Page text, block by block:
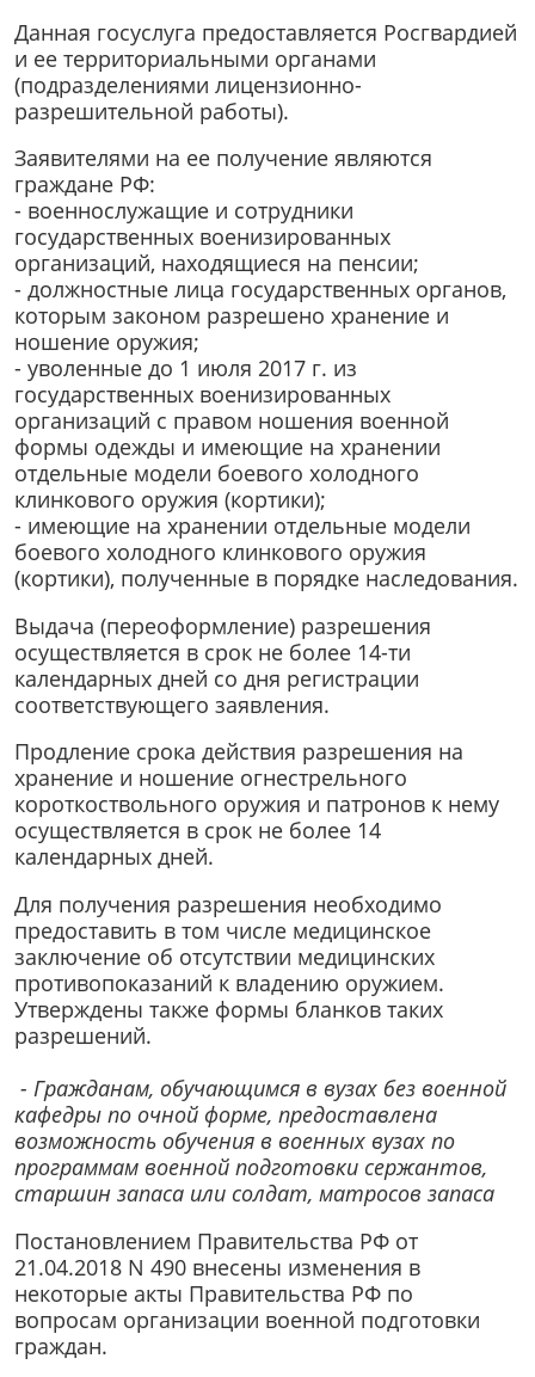
Данная госуслуга предоставляется Росгвардией
и ее территориальными органами
(подразделениями лицензионно-
разрешительной работы).
Заявителями на ее получение являются
граждане РФ:
- военнослужащие и сотрудники
государственных военизированных
организаций, находящиеся на пенсии;
- должностные лица государственных органов,
которым законом разрешено хранение и
ношение оружия;
- уволенные до 1 июля 2017 г. из
государственных военизированных
организаций с правом ношения военной
формы одежды и имеющие на хранении
отдельные модели боевого холодного
клинкового оружия (кортики);
- имеющие на хранении отдельные модели
боевого холодного клинкового оружия
(кортики), полученные в порядке наследования.
Выдача (переоформление) разрешения
осуществляется в срок не более 14-ти
календарных дней со дня регистрации
соответствующего заявления.
Продление срока действия разрешения на
хранение и ношение огнестрельного
короткоствольного оружия и патронов к нему
осуществляется в срок не более 14
календарных дней.
Для получения разрешения необходимо
предоставить в том числе медицинское
заключение об отсутствии медицинских
противопоказаний к владению оружием.
Утверждены также формы бланков таких
разрешений.
- Гражданам, обучающимся в вузах без военной
кафедры по очной форме, предоставлена
возможность обучения в военных вузах по
программам военной подготовки сержантов,
старшин запаса или солдат, матросов запаса
Постановлением Правительства РФ от
21.04.2018 N 490 внесены изменения в
некоторые акты Правительства РФ по
вопросам организации военной подготовки
граждан.